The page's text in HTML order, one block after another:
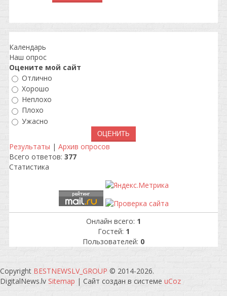
Календарь
Наш опрос
Оцените мой сайт
Отлично
Хорошо
Неплохо
Плохо
Ужасно
Результаты | Архив опросов
Всего ответов: 377
Статистика
Онлайн всего: 1
Гостей: 1
Пользователей: 0
Copyright BESTNEWSLV_GROUP © 2014-2026.
DigitalNews.lv Sitemap | Сайт создан в системе uCoz